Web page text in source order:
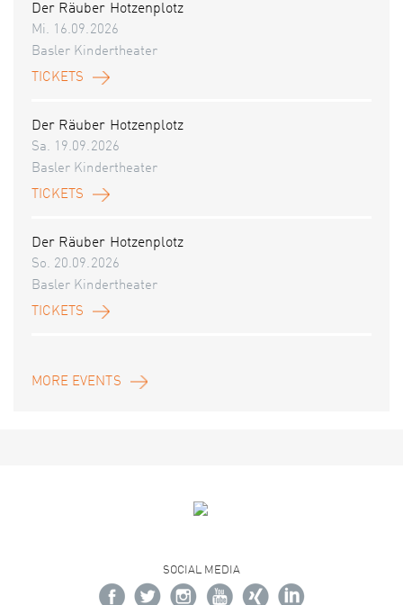
Der Räuber Hotzenplotz
Mi. 16.09.2026
Basler Kindertheater
TICKETS
Der Räuber Hotzenplotz
Sa. 19.09.2026
Basler Kindertheater
TICKETS
Der Räuber Hotzenplotz
So. 20.09.2026
Basler Kindertheater
TICKETS
MORE EVENTS
SOCIAL MEDIA